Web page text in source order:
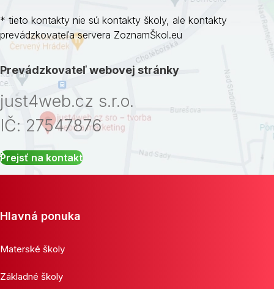
* tieto kontakty nie sú kontakty školy, ale kontakty
prevádzkovateľa servera ZoznamŠkol.eu
Prevádzkovateľ webovej stránky
just4web.cz s.r.o.
IČ: 27547876
Prejsť na kontakt
Hlavná ponuka
Materské školy
Základné školy